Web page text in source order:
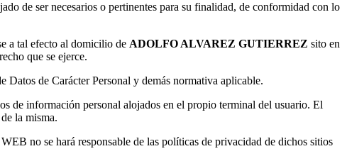
de ser necesarios o pertinentes para su finalidad, de conformidad con lo
a tal efecto al domicilio de ADOLFO ALVAREZ GUTIERREZ sito en
que se ejerce.
de Carácter Personal y demás normativa aplicable.
información personal alojados en el propio terminal del usuario. El
la misma.
no se hará responsable de las políticas de privacidad de dichos sitios